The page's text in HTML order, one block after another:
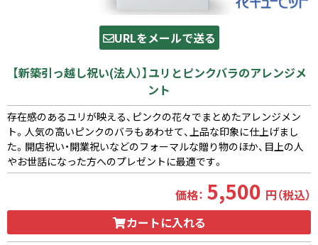
URLをメールで送る
【新築引っ越し祝い(法人）】ユリとピンクバラのアレンジメ
ント
存在感のあるユリが映える、ピンクの花々でまとめたアレンジメン
ト。人気の高いピンクのバラもあわせて、上品な印象に仕上げまし
た。開店祝い・開業祝いなどのフォーマルな贈り物のほか、目上の人
やお世話になった方へのプレゼントに最適です。
価格： 5,500 円（税込）
カートに入れる